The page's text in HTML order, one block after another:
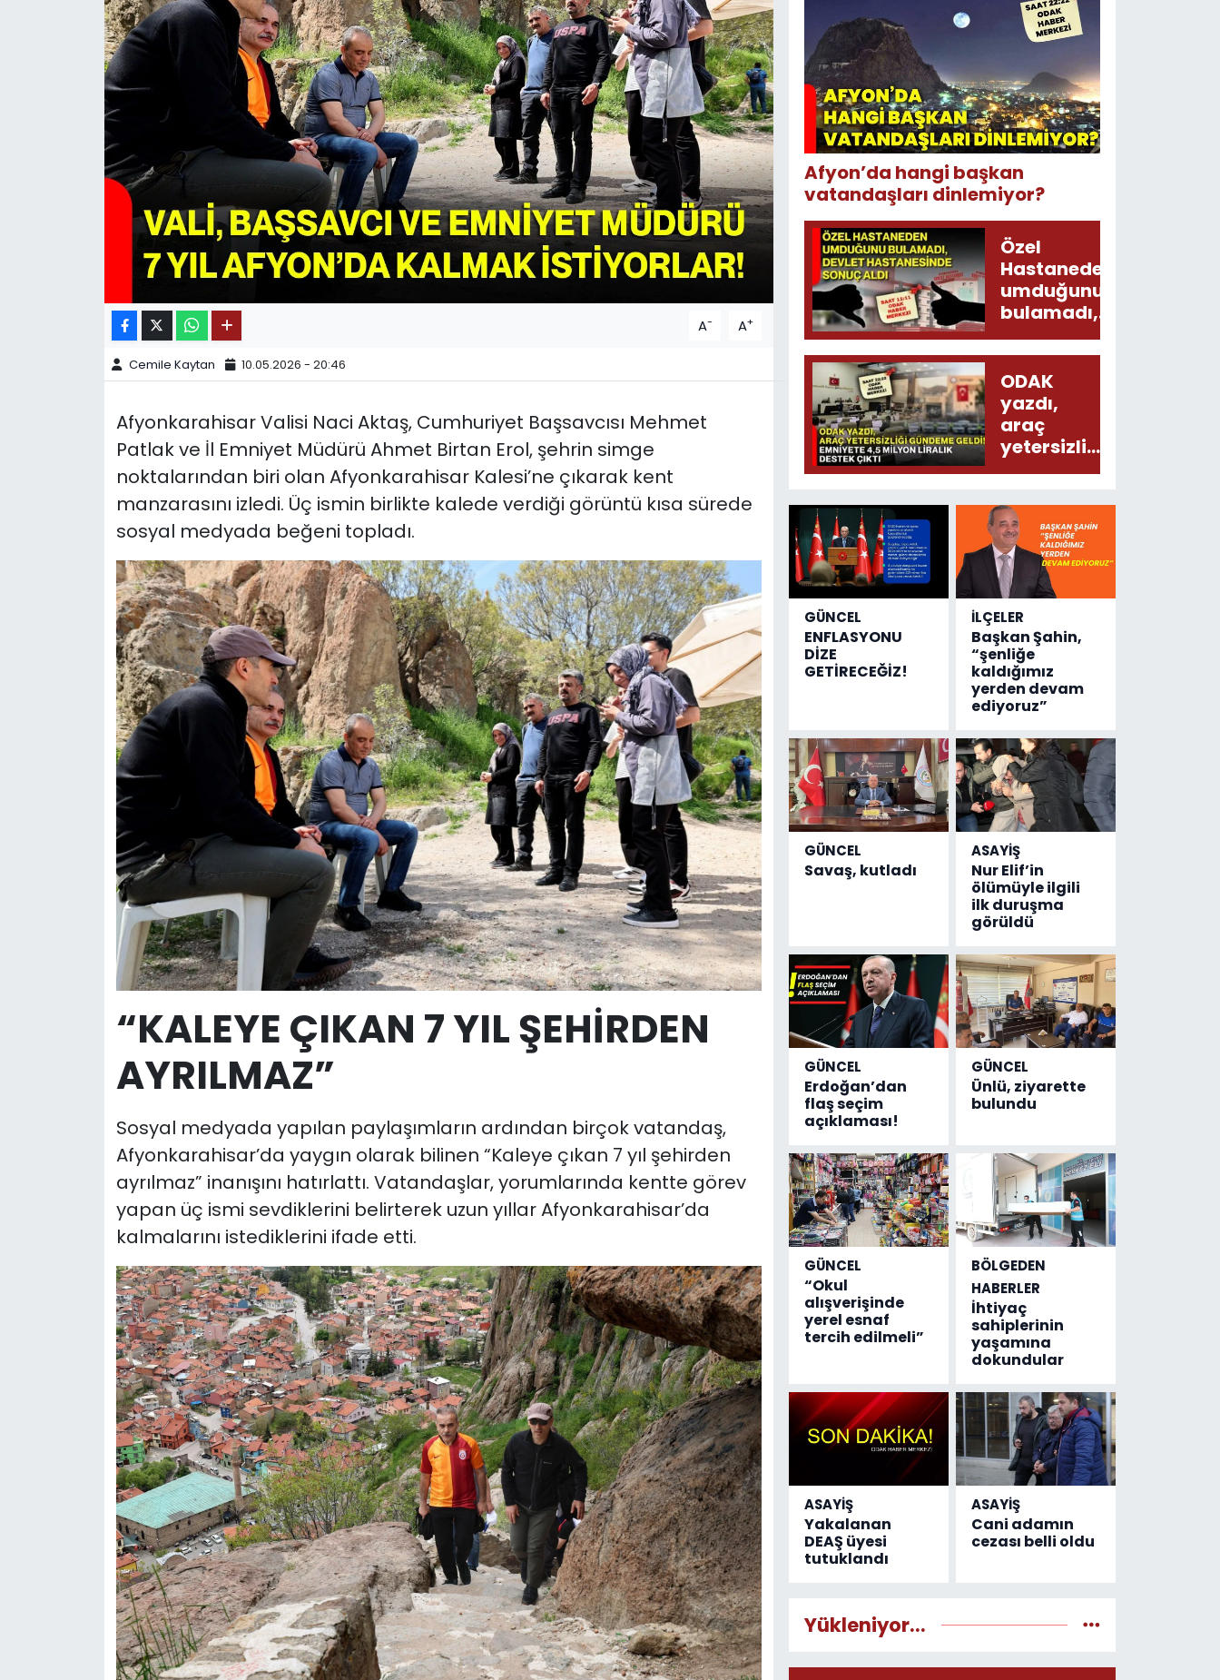
A- A+
Cemile Kaytan 10.05.2026 - 20:46
Afyonkarahisar Valisi Naci Aktaş, Cumhuriyet Başsavcısı Mehmet
Patlak ve İl Emniyet Müdürü Ahmet Birtan Erol, şehrin simge
noktalarından biri olan Afyonkarahisar Kalesi’ne çıkarak kent
manzarasını izledi. Üç ismin birlikte kalede verdiği görüntü kısa sürede
sosyal medyada beğeni topladı.
“KALEYE ÇIKAN 7 YIL ŞEHİRDEN
AYRILMAZ”
Sosyal medyada yapılan paylaşımların ardından birçok vatandaş,
Afyonkarahisar’da yaygın olarak bilinen “Kaleye çıkan 7 yıl şehirden
ayrılmaz” inanışını hatırlattı. Vatandaşlar, yorumlarında kentte görev
yapan üç ismi sevdiklerini belirterek uzun yıllar Afyonkarahisar’da
kalmalarını istediklerini ifade etti.
Afyon’da hangi başkan
vatandaşları dinlemiyor?
Özel
Hastaneden
umduğunu
bulamadı,
Devlet
Hastanesinde
sonuç aldı
ODAK
yazdı,
araç
yetersizliği
gündeme
Emniyete
4,5 milyon
liralık
destek
çıktı
GÜNCEL
ENFLASYONU
DİZE
GETİRECEĞİZ!
İLÇELER
Başkan Şahin,
“şenliğe
kaldığımız
yerden devam
ediyoruz”
GÜNCEL
Savaş, kutladı
ASAYİŞ
Nur Elif’in
ölümüyle ilgili
ilk duruşma
görüldü
GÜNCEL
Erdoğan’dan
flaş seçim
açıklaması!
GÜNCEL
Ünlü, ziyarette
bulundu
GÜNCEL
“Okul
alışverişinde
yerel esnaf
tercih edilmeli”
BÖLGEDEN
HABERLER
İhtiyaç
sahiplerinin
yaşamına
dokundular
ASAYİŞ
Yakalanan
DEAŞ üyesi
tutuklandı
ASAYİŞ
Cani adamın
cezası belli oldu
Yükleniyor...
11:11 MANŞET